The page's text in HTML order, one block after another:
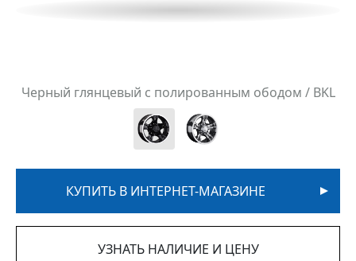
Черный глянцевый с полированным ободом / BKL
КУПИТЬ В ИНТЕРНЕТ-МАГАЗИНЕ
УЗНАТЬ НАЛИЧИЕ И ЦЕНУ